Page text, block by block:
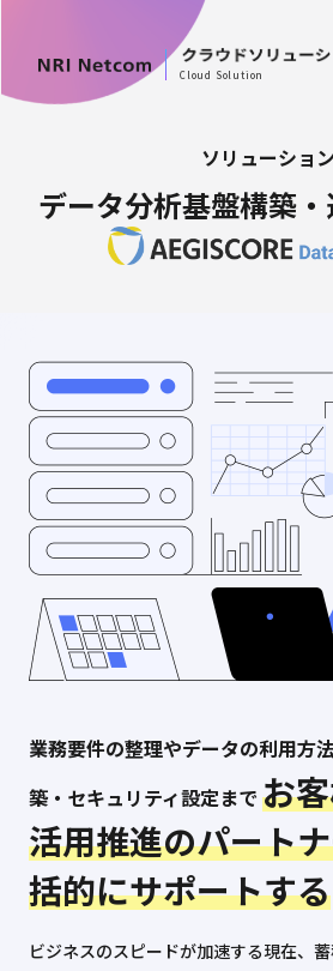
Cloud Solution
ソリューション
データ分析基盤構築
業務要件の整理やデータの利用方
築・セキュリティ設定まで お
活用推進のパート
括的にサポートする
ビジネスのスピードが加速する現在、